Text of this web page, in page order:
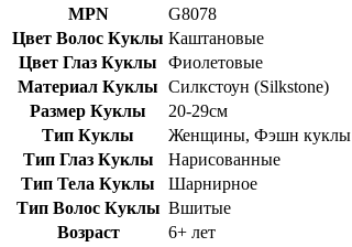
MPN
G8078
Цвет Волос Куклы Каштановые
Цвет Глаз Куклы
Фиолетовые
Материал Куклы Силкстоун (Silkstone)
Размер Куклы
20-29см
Тип Куклы
Женщины, Фэшн куклы
Тип Глаз Куклы
Нарисованные
Тип Тела Куклы
Шарнирное
Тип Волос Куклы Вшитые
Возраст
6+ лет